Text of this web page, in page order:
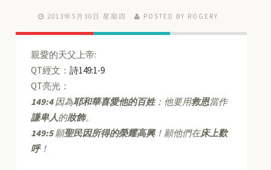
2013年5月30日 星期四 POSTED BY ROGERY
親愛的天父上帝:
QT經文：詩149:1-9
QT亮光：
149:4因為耶和華喜愛他的百姓；他要用救恩當作
謙卑人的妝飾。
149:5願聖民因所得的榮耀高興！願他們在床上歡
呼！